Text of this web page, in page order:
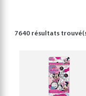
7640 résultats